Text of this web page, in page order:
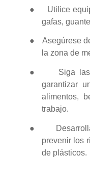
●
Utilice
gafas,
●
Asegúrese
la zona de
●
Siga
garantizar
alimentos,
trabajo.
●
prevenir los
de plásticos.